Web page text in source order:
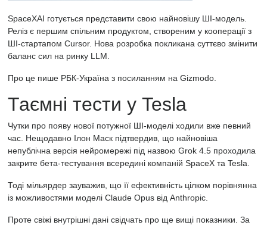
SpaceXAI готується представити свою найновішу ШІ-модель.
Реліз є першим спільним продуктом, створеним у кооперації з
ШІ-стартапом Cursor. Нова розробка покликана суттєво змінити
баланс сил на ринку LLM.
Про це пише РБК-Україна з посиланням на Gizmodo.
Таємні тести у Tesla
Чутки про появу нової потужної ШІ-моделі ходили вже певний
час. Нещодавно Ілон Маск підтвердив, що найновіша
непублічна версія нейромережі під назвою Grok 4.5 проходила
закрите бета-тестування всередині компаній SpaceX та Tesla.
Тоді мільярдер зауважив, що її ефективність цілком порівнянна
із можливостями моделі Claude Opus від Anthropic.
Проте свіжі внутрішні дані свідчать про ще вищі показники. За